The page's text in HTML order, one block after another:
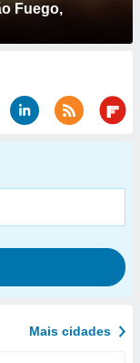
Fuego,
Mais cidades